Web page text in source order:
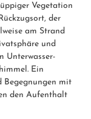
Vegetation
der
am Strand
und
Unterwasser-
Ein
Begegnungen mit
den Aufenthalt